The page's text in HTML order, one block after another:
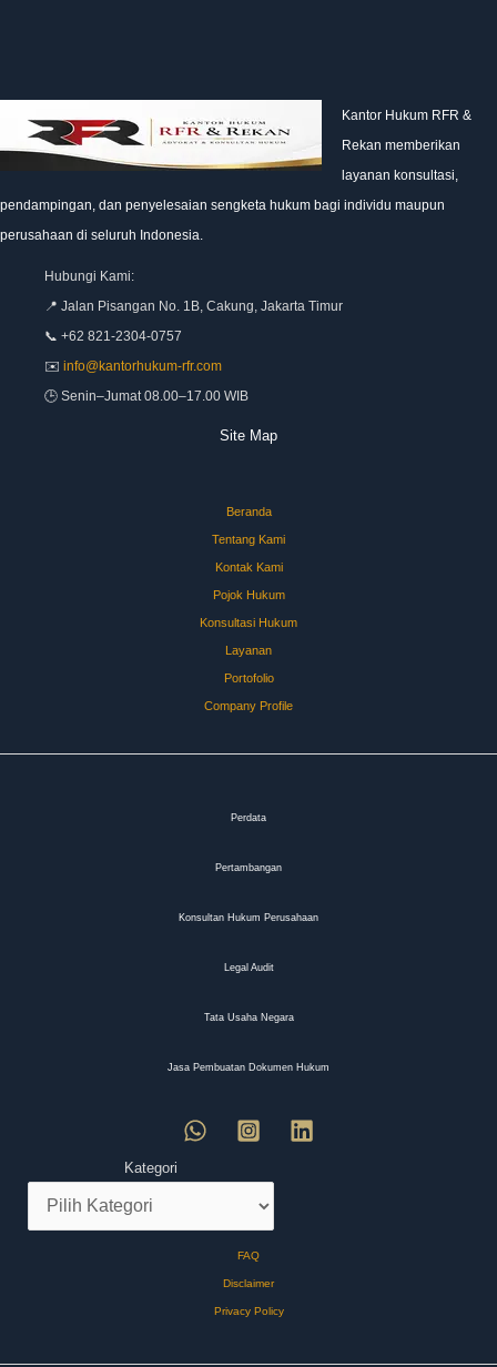
Kantor Hukum RFR &
Rekan memberikan
layanan konsultasi,
pendampingan, dan penyelesaian sengketa hukum bagi individu maupun
perusahaan di seluruh Indonesia.
Hubungi Kami:
📍 Jalan Pisangan No. 1B, Cakung, Jakarta Timur
📞 +62 821-2304-0757
✉️ info@kantorhukum-rfr.com
🕒 Senin–Jumat 08.00–17.00 WIB
Site Map
Beranda
Tentang Kami
Kontak Kami
Pojok Hukum
Konsultasi Hukum
Layanan
Portofolio
Company Profile
Perdata
Pertambangan
Konsultan Hukum Perusahaan
Legal Audit
Tata Usaha Negara
Jasa Pembuatan Dokumen Hukum
Kategori
FAQ
Disclaimer
Privacy Policy